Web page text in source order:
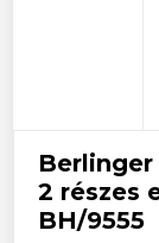
2 részes
BH/9555